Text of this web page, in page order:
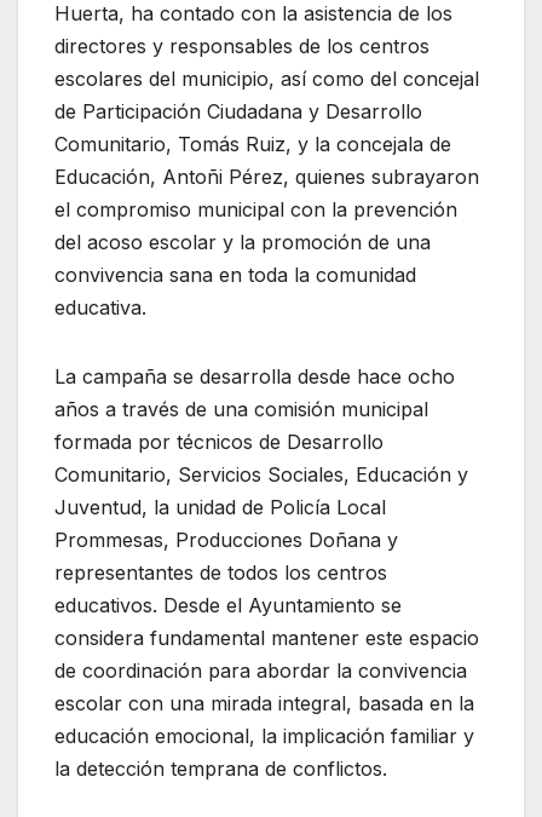
Huerta, ha contado con la asistencia de los
directores y responsables de los centros
escolares del municipio, así como del concejal
de Participación Ciudadana y Desarrollo
Comunitario, Tomás Ruiz, y la concejala de
Educación, Antoñi Pérez, quienes subrayaron
el compromiso municipal con la prevención
del acoso escolar y la promoción de una
convivencia sana en toda la comunidad
educativa.
La campaña se desarrolla desde hace ocho
años a través de una comisión municipal
formada por técnicos de Desarrollo
Comunitario, Servicios Sociales, Educación y
Juventud, la unidad de Policía Local
Prommesas, Producciones Doñana y
representantes de todos los centros
educativos. Desde el Ayuntamiento se
considera fundamental mantener este espacio
de coordinación para abordar la convivencia
escolar con una mirada integral, basada en la
educación emocional, la implicación familiar y
la detección temprana de conflictos.